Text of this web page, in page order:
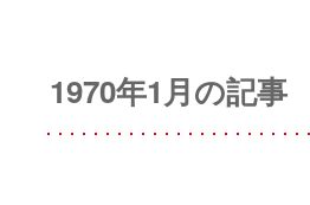
1970年1月の記事